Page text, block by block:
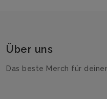
Über uns
Das beste Merch für